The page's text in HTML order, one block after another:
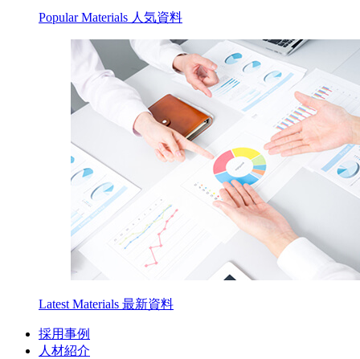
Popular Materials 人気資料
Latest Materials 最新資料
採用事例
人材紹介